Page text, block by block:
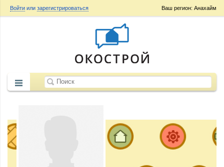
Ваш регион: Анахайм
Войти или зарегистрироваться